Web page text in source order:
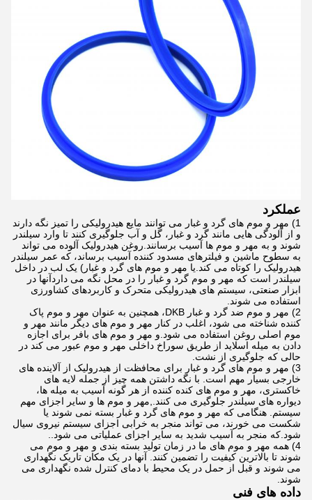
عملکرد
1) مهر و موم های گرد و غبار می توانند مایع هیدرولیکی را تمیز نگه دارند
و از آلودگی هایی مانند گرد و غبار، گل و آب جلوگیری کنند تا وارد سیلندر
شوند و به مهر و موم ها آسیب برسانند.روغن هیدرولیک آلوده می تواند
به سطوح ماشین و فیلترهای مسدود کننده آسیب برساند، که عمر سیلندر
هیدرولیک را کوتاه می کند.یا مهر و موم های گرد و غبار) یک لب در داخل
سیلندر است که مهر و موم گرد و غبار را در محل نگه می داردآنها در
ابزار صنعتی، سیستم های هیدرولیکی متحرک و کاربردهای کشاورزی
استفاده می شوند.
2) مهر و موم ضد گرد و غبار DKB، همچنین به عنوان مهر و موم پاک
کننده شناخته می شود، اغلب در کنار مهر و موم های دیگر مانند مهر و
موم اصلی روغن استفاده می شود.و مهر و موم های بافر برای اجازه
دادن به میله اسلاید از طریق سوراخ داخلی مهر و موم عبور می کند در
حالی که جلوگیری از نشت.
3) مهر و موم های گرد و غبار برای محافظت از هیدرولیک از آلاینده های
خارجی بسیار مهم است. با نگه داشتن همه چیز از جمله لایه های
خاکستری، مهر و موم های کنده کننده از هر گونه آسیب به میله ها،
دیواره های سیلندر جلوگیری می کنند.,مهر و موم ها و سایر اجزای مهم
سیستم. هنگامی که مهر و موم های گرد و غبار بسته نمی شوند یا
شکست می خورند، می تواند منجر به خرابی اجزای سیستم نیروی سیال
شود.که منجر به آسیب شدید به سایر اجزای عملیاتی می شود..
4) همه مهر و موم های ما در زمان تولید بسته بندی و مهر و موم می
شوند تا بالاترین کیفیت را تضمین کنند. آنها در یک مکان تاریک نگهداری
می شوند و قبل از حمل در یک محیط با دمای کنترل شده نگهداری می
شوند.
داده های فنی